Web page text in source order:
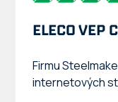
ELECO VEP
Firmu
internetových